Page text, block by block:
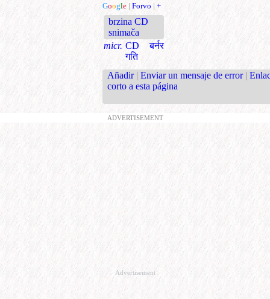
Google | Forvo | +
brzina CD
snimača
micr. CD बर्नर
गति
Añadir | Enviar un mensaje de error |
corto a esta página
ADVERTISEMENT
Advertisement